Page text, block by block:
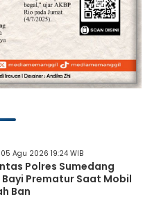
Agu 2026 19:24 WIB
Polres Sumedang
Bayi Prematur Saat Mobil
Ban